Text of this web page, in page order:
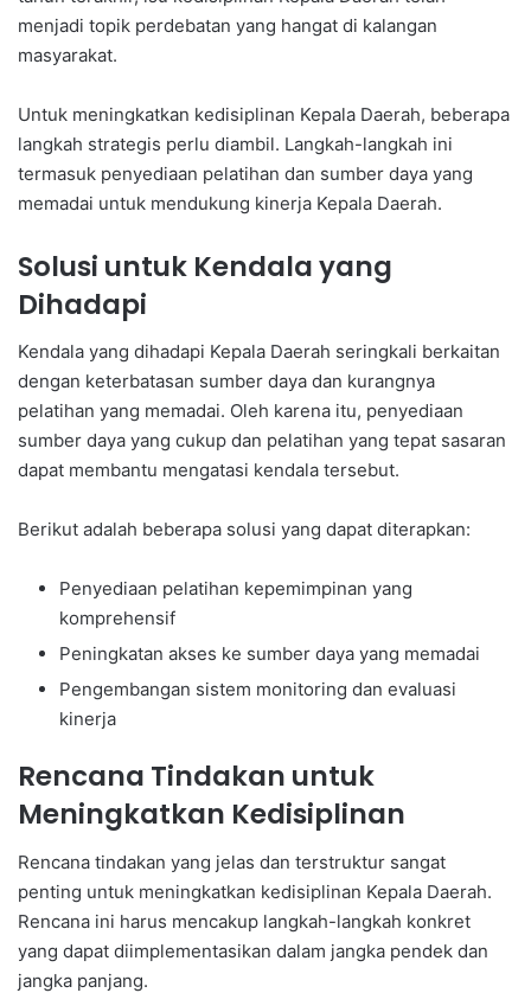
menjadi topik perdebatan yang hangat di kalangan
masyarakat.
Untuk meningkatkan kedisiplinan Kepala Daerah, beberapa
langkah strategis perlu diambil. Langkah-langkah ini
termasuk penyediaan pelatihan dan sumber daya yang
memadai untuk mendukung kinerja Kepala Daerah.
Solusi untuk Kendala yang
Dihadapi
Kendala yang dihadapi Kepala Daerah seringkali berkaitan
dengan keterbatasan sumber daya dan kurangnya
pelatihan yang memadai. Oleh karena itu, penyediaan
sumber daya yang cukup dan pelatihan yang tepat sasaran
dapat membantu mengatasi kendala tersebut.
Berikut adalah beberapa solusi yang dapat diterapkan:
Penyediaan pelatihan kepemimpinan yang
komprehensif
Peningkatan akses ke sumber daya yang memadai
Pengembangan sistem monitoring dan evaluasi
kinerja
Rencana Tindakan untuk
Meningkatkan Kedisiplinan
Rencana tindakan yang jelas dan terstruktur sangat
penting untuk meningkatkan kedisiplinan Kepala Daerah.
Rencana ini harus mencakup langkah-langkah konkret
yang dapat diimplementasikan dalam jangka pendek dan
jangka panjang.